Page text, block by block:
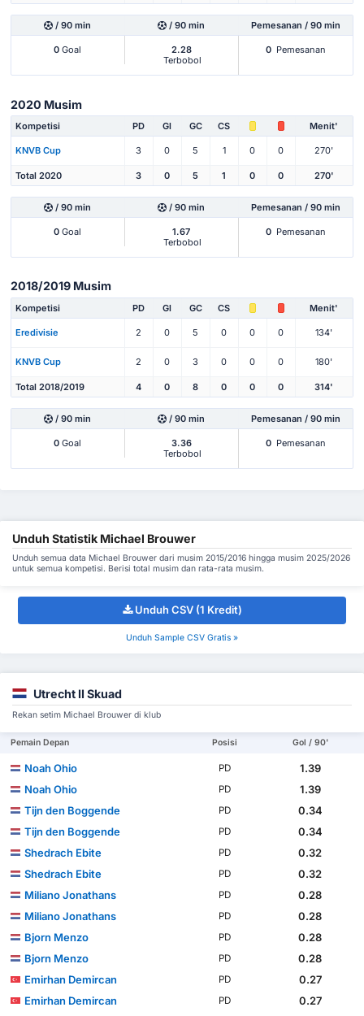
/ 90 min / 90 min Pemesanan / 90 min
0 Goal
2.28
Terbobol
0 Pemesanan
2020 Musim
Kompetisi PD Gl GC CS Menit'
KNVB Cup 3 0 5 1 0 0 270'
Total 2020 3 0 5 1 0 0 270'
/ 90 min / 90 min Pemesanan / 90 min
0 Goal
1.67
Terbobol
0 Pemesanan
2018/2019 Musim
Kompetisi PD Gl GC CS Menit'
Eredivisie 2 0 5 0 0 0 134'
KNVB Cup 2 0 3 0 0 0 180'
Total 2018/2019 4 0 8 0 0 0 314'
/ 90 min / 90 min Pemesanan / 90 min
0 Goal
3.36
Terbobol
0 Pemesanan
Unduh Statistik Michael Brouwer
Unduh semua data Michael Brouwer dari musim 2015/2016 hingga musim 2025/2026
untuk semua kompetisi. Berisi total musim dan rata-rata musim.
Unduh CSV (1 Kredit)
Unduh Sample CSV Gratis »
Utrecht II Skuad
Rekan setim Michael Brouwer di klub
Pemain Depan Posisi Gol / 90'
Noah Ohio PD
1.39
Noah Ohio
PD
1.39
Tijn den Boggende
PD
0.34
Tijn den Boggende
PD
0.34
Shedrach Ebite
PD
0.32
Shedrach Ebite
PD
0.32
Miliano Jonathans
PD
0.28
Miliano Jonathans
PD
0.28
Bjorn Menzo
PD
0.28
Bjorn Menzo
PD
0.28
Emirhan Demircan
PD
0.27
Emirhan Demircan
PD
0.27